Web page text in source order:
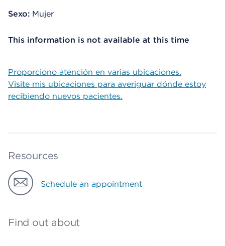
Sexo: Mujer
This information is not available at this time
Proporciono atención en varias ubicaciones.
Visite mis ubicaciones para averiguar dónde estoy
recibiendo nuevos pacientes.
Resources
Schedule an appointment
Find out about